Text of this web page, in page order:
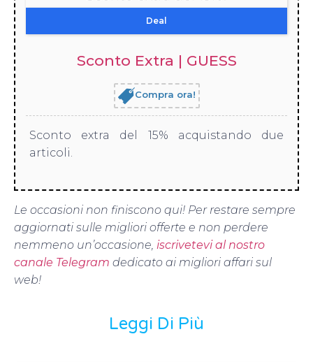
Deal
Sconto Extra | GUESS
Compra ora!
Sconto extra del 15% acquistando due
articoli.
Le occasioni non finiscono qui! Per restare sempre
aggiornati sulle migliori offerte e non perdere
nemmeno un’occasione, iscrivetevi al nostro
canale Telegram dedicato ai migliori affari sul
web!
Leggi Di Più